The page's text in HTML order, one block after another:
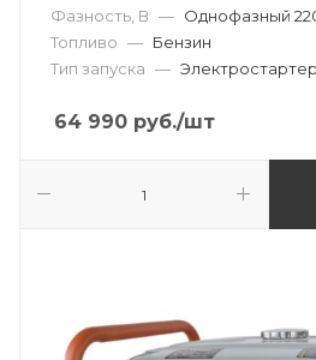
Фазность, В — Однофазный
Топливо — Бензин
Тип запуска — Электростартер
64 990 руб./шт